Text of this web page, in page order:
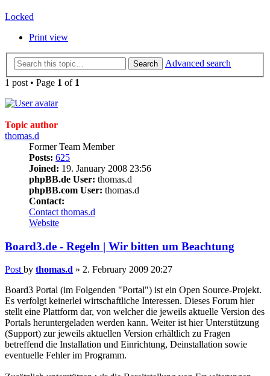
Locked
Print view
Search
Advanced search
1 post • Page 1 of 1
Topic author
thomas.d
Former Team Member
Posts: 625
Joined: 19. January 2008 23:56
phpBB.de User: thomas.d
phpBB.com User: thomas.d
Contact:
Contact thomas.d
Website
Board3.de - Regeln | Wir bitten um Beachtung
Post by thomas.d » 2. February 2009 20:27
Board3 Portal (im Folgenden "Portal") ist ein Open Source-Projekt.
Es verfolgt keinerlei wirtschaftliche Interessen. Dieses Forum hier
stellt eine Plattform dar, von welcher die jeweils aktuelle Version des
Portals heruntergeladen werden kann. Weiter ist hier Unterstützung
(Support) zur jeweils aktuellen Version erhältlich zu Fragen
betreffend die Installation und Einrichtung, Deinstallation sowie
eventuelle Fehler im Programm.